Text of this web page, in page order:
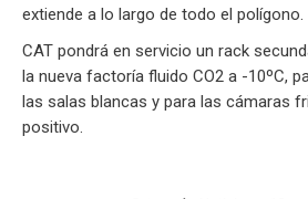
extiende a lo largo de todo el polígono.
CAT pondrá en servicio un rack
la nueva factoría fluido CO2 a -10ºC,
las salas blancas y para las cámaras
positivo.